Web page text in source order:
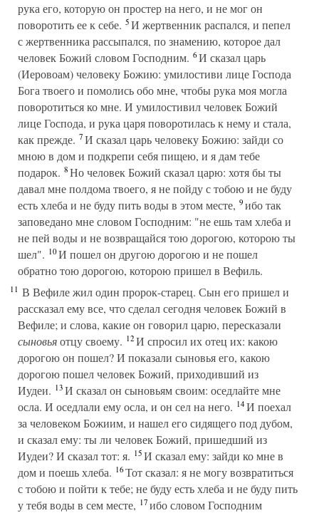
рука его, которую он простер на него, и не мог он
поворотить ее к себе. 5И жертвенник распался, и пепел
с жертвенника рассыпался, по знамению, которое дал
человек Божий словом Господним. 6И сказал царь
(Иеровоам) человеку Божию: умилостиви лице Господа
Бога твоего и помолись обо мне, чтобы рука моя могла
поворотиться ко мне. И умилостивил человек Божий
лице Господа, и рука царя поворотилась к нему и стала,
как прежде. 7И сказал царь человеку Божию: зайди со
мною в дом и подкрепи себя пищею, и я дам тебе
подарок. 8Но человек Божий сказал царю: хотя бы ты
давал мне полдома твоего, я не пойду с тобою и не буду
есть хлеба и не буду пить воды в этом месте, 9ибо так
заповедано мне словом Господним: "не ешь там хлеба и
не пей воды и не возвращайся тою дорогою, которою ты
шел". 10И пошел он другою дорогою и не пошел
обратно тою дорогою, которою пришел в Вефиль.
11 В Вефиле жил один пророк-старец. Сын его пришел и
рассказал ему все, что сделал сегодня человек Божий в
Вефиле; и слова, какие он говорил царю, пересказали
сыновьяотцу своему. 12И спросил их отец их: какою
дорогою он пошел? И показали сыновья его, какою
дорогою пошел человек Божий, приходивший из
Иудеи. 13И сказал он сыновьям своим: оседлайте мне
осла. И оседлали ему осла, и он сел на него. 14И поехал
за человеком Божиим, и нашел его сидящего под дубом,
и сказал ему: ты ли человек Божий, пришедший из
Иудеи? И сказал тот: я. 15И сказал ему: зайди ко мне в
дом и поешь хлеба. 16Тот сказал: я не могу возвратиться
с тобою и пойти к тебе; не буду есть хлеба и не буду пить
у тебя воды в сем месте, 17ибо словом Господним